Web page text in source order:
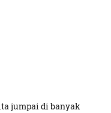
jumpai di banyak